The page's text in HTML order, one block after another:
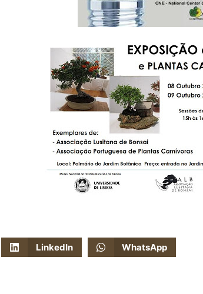
LinkedIn WhatsApp